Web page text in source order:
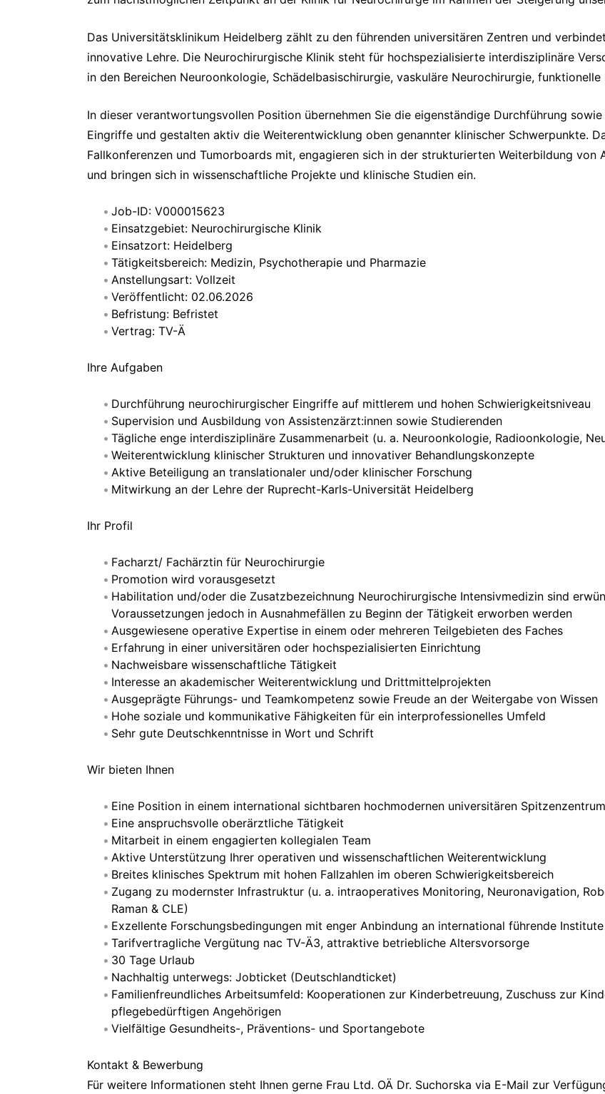
Das Universitätsklinikum Heidelberg zählt zu den führenden universitären Zentren und
innovative Lehre. Die Neurochirurgische Klinik steht für hochspezialisierte interdisziplinäre
in den Bereichen Neuroonkologie, Schädelbasischirurgie, vaskuläre Neurochirurgie,
In dieser verantwortungsvollen Position übernehmen Sie die eigenständige Durchführung
Eingriffe und gestalten aktiv die Weiterentwicklung oben genannter klinischer Schwerpunkte.
Fallkonferenzen und Tumorboards mit, engagieren sich in der strukturierten Weiterbildung
und bringen sich in wissenschaftliche Projekte und klinische Studien ein.
Job-ID: V000015623
Einsatzgebiet: Neurochirurgische Klinik
Einsatzort: Heidelberg
Tätigkeitsbereich: Medizin, Psychotherapie und Pharmazie
Anstellungsart: Vollzeit
Veröffentlicht: 02.06.2026
Befristung: Befristet
Vertrag: TV-Ä
Ihre Aufgaben
Durchführung neurochirurgischer Eingriffe auf mittlerem und hohen Schwierigkeitsniveau
Supervision und Ausbildung von Assistenzärzt:innen sowie Studierenden
Tägliche enge interdisziplinäre Zusammenarbeit (u. a. Neuroonkologie, Radioonkologie,
Weiterentwicklung klinischer Strukturen und innovativer Behandlungskonzepte
Aktive Beteiligung an translationaler und/oder klinischer Forschung
Mitwirkung an der Lehre der Ruprecht-Karls-Universität Heidelberg
Ihr Profil
Facharzt/ Fachärztin für Neurochirurgie
Promotion wird vorausgesetzt
Habilitation und/oder die Zusatzbezeichnung Neurochirurgische Intensivmedizin sind
Voraussetzungen jedoch in Ausnahmefällen zu Beginn der Tätigkeit erworben werden
Ausgewiesene operative Expertise in einem oder mehreren Teilgebieten des Faches
Erfahrung in einer universitären oder hochspezialisierten Einrichtung
Nachweisbare wissenschaftliche Tätigkeit
Interesse an akademischer Weiterentwicklung und Drittmittelprojekten
Ausgeprägte Führungs- und Teamkompetenz sowie Freude an der Weitergabe von Wissen
Hohe soziale und kommunikative Fähigkeiten für ein interprofessionelles Umfeld
Sehr gute Deutschkenntnisse in Wort und Schrift
Wir bieten Ihnen
Eine Position in einem international sichtbaren hochmodernen universitären Spitzenzentrum
Eine anspruchsvolle oberärztliche Tätigkeit
Mitarbeit in einem engagierten kollegialen Team
Aktive Unterstützung Ihrer operativen und wissenschaftlichen Weiterentwicklung
Breites klinisches Spektrum mit hohen Fallzahlen im oberen Schwierigkeitsbereich
Zugang zu modernster Infrastruktur (u. a. intraoperatives Monitoring, Neuronavigation,
Raman & CLE)
Exzellente Forschungsbedingungen mit enger Anbindung an international führende Institute
Tarifvertragliche Vergütung nac TV-Ä3, attraktive betriebliche Altersvorsorge
30 Tage Urlaub
Nachhaltig unterwegs: Jobticket (Deutschlandticket)
Familienfreundliches Arbeitsumfeld: Kooperationen zur Kinderbetreuung, Zuschuss zur
pflegebedürftigen Angehörigen
Vielfältige Gesundheits-, Präventions- und Sportangebote
Kontakt & Bewerbung
Für weitere Informationen steht Ihnen gerne Frau Ltd. OÄ Dr. Suchorska via E-Mail zur